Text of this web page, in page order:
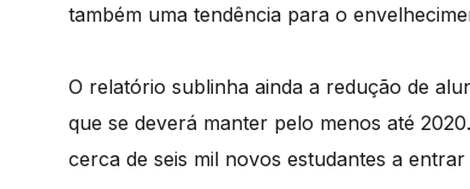
também uma tendência para o
O relatório sublinha ainda a redução de
que se deverá manter pelo menos até
cerca de seis mil novos estudantes a entrar